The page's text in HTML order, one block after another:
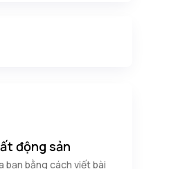
động sản
bạn bằng cách viết bài